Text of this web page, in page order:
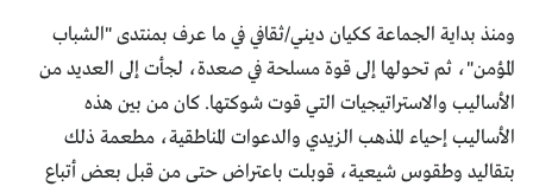
ومنذ بداية الجماعة ككيان ديني/ثقافي في ما عرف بمنتدى "الشباب
المؤمن"، ثم تحولها إلى قوة مسلحة في صعدة، لجأت إلى العديد من
الأساليب والاستراتيجيات التي قوت شوكتها. كان من بين هذه
الأساليب إحياء المذهب الزيدي والدعوات المناطقية، مطعمة ذلك
بتقاليد وطقوس شيعية، قوبلت باعتراض حتى من قبل بعض أتباع